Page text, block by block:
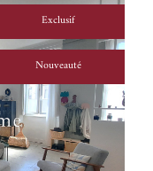
Exclusif
Nouveauté